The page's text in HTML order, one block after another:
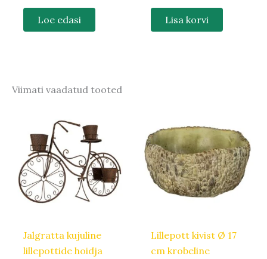
Loe edasi Lisa korvi
Viimati vaadatud tooted
Jalgratta kujuline
lillepottide hoidja
hind
oli:
195,00 €.
on:
165,75 €.
Lillepott kivist Ø 17
cm krobeline
oli:
12,00 €.
on:
10,20 €.